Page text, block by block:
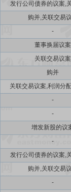
发行公司债券的议案,
购并,关联交易
-
董事换届议案
关联交易议案
购并
关联交易议案,利润分
-
-
增发新股的议
-
发行公司债券的议案,
购并,关联交易
-